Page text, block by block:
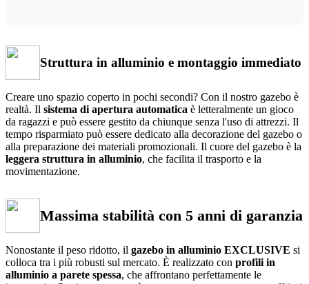
Struttura in alluminio e montaggio immediato
Creare uno spazio coperto in pochi secondi? Con il nostro gazebo è
realtà. Il sistema di apertura automatica è letteralmente un gioco
da ragazzi e può essere gestito da chiunque senza l'uso di attrezzi. Il
tempo risparmiato può essere dedicato alla decorazione del gazebo o
alla preparazione dei materiali promozionali. Il cuore del gazebo è la
leggera struttura in alluminio, che facilita il trasporto e la
movimentazione.
Massima stabilità con 5 anni di garanzia
Nonostante il peso ridotto, il gazebo in alluminio EXCLUSIVE si
colloca tra i più robusti sul mercato. È realizzato con profili in
alluminio a parete spessa, che affrontano perfettamente le